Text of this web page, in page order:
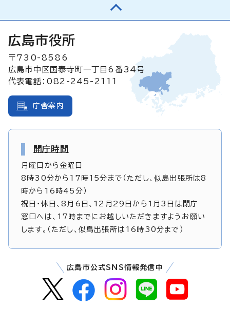
広島市役所
〒730-8586
広島市中区国泰寺町一丁目6番34号
代表電話：082-245-2111
庁舎案内
開庁時間
月曜日から金曜日
8時30分から17時15分まで（ただし、似島出張所は8
時から16時45分）
祝日・休日、8月6日、12月29日から1月3日は閉庁
窓口へは、17時までにお越しいただきますようお願い
します。（ただし、似島出張所は16時30分まで）
広島市公式SNS情報発信中